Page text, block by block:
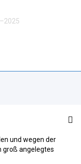
und wegen der
groß angelegtes